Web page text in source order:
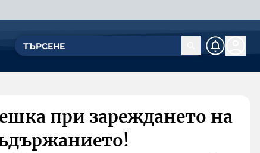
при зареждането на